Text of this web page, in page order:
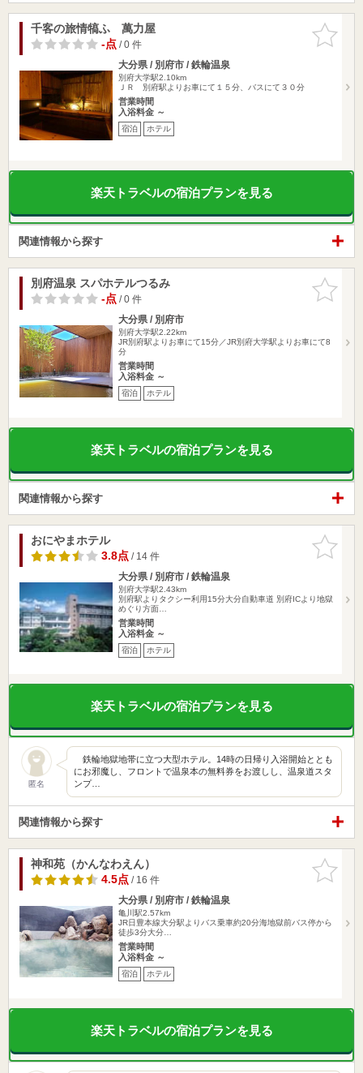
お気に入
りに追加
千客の旅情犒ふ 萬力屋
-点/ 0 件
大分県 / 別府市 / 鉄輪温泉
別府大学駅2.10km
ＪＲ 別府駅よりお車にて１５分、バスにて３０分
営業時間
入浴料金 ～
宿泊 ホテル
楽天トラベルの宿泊プランを見る
関連情報から探す
お気に入
りに追加
別府温泉 スパホテルつるみ
-点/ 0 件
大分県 / 別府市
別府大学駅2.22km
JR別府駅よりお車にて15分／JR別府大学駅よりお車にて8
分
営業時間
入浴料金 ～
宿泊 ホテル
楽天トラベルの宿泊プランを見る
関連情報から探す
お気に入
りに追加
おにやまホテル
3.8点/ 14 件
大分県 / 別府市 / 鉄輪温泉
別府大学駅2.43km
別府駅よりタクシー利用15分大分自動車道 別府ICより地獄
めぐり方面…
営業時間
入浴料金 ～
宿泊 ホテル
楽天トラベルの宿泊プランを見る
匿名
鉄輪地獄地帯に立つ大型ホテル。14時の日帰り入浴開始ととも
にお邪魔し、フロントで温泉本の無料券をお渡しし、温泉道スタ
ンプ…
関連情報から探す
お気に入
りに追加
神和苑（かんなわえん）
4.5点/ 16 件
大分県 / 別府市 / 鉄輪温泉
亀川駅2.57km
JR日豊本線大分駅よりバス乗車約20分海地獄前バス停から
徒歩3分大分…
営業時間
入浴料金 ～
宿泊 ホテル
楽天トラベルの宿泊プランを見る